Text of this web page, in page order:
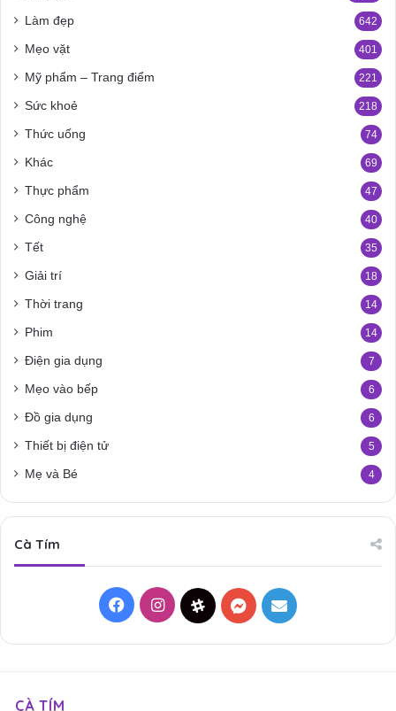
Làm đẹp 642
Mẹo vặt 401
Mỹ phẩm – Trang điểm 221
Sức khoẻ 218
Thức uống 74
Khác 69
Thực phẩm 47
Công nghệ 40
Tết 35
Giải trí 18
Thời trang 14
Phim 14
Điện gia dụng 7
Mẹo vào bếp 6
Đồ gia dụng 6
Thiết bị điện tử 5
Mẹ và Bé 4
Cà Tím
FacebookInstagramThreadsMessenger
Mail
CÀ TÍM